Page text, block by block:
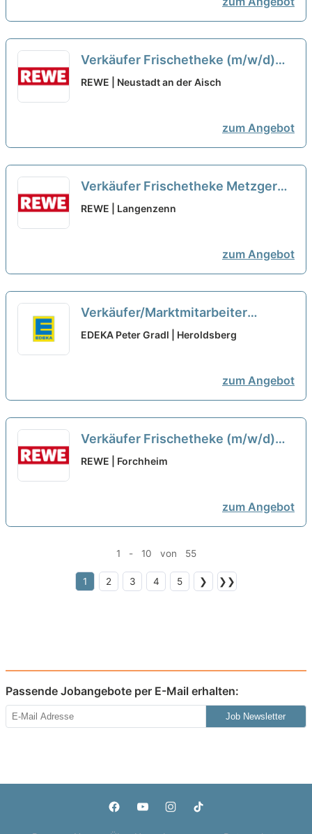
Verkäufer Frischetheke (m/w/d)
Neueröffnung Dezember 2026
REWE | Neustadt an der Aisch
zum Angebot
Verkäufer Frischetheke Metzgerei
(m/w/d) neu
REWE | Langenzenn
zum Angebot
Verkäufer/Marktmitarbeiter
(m/w/d) EDEKA Gradl neu
EDEKA Peter Gradl | Heroldsberg
zum Angebot
Verkäufer Frischetheke (m/w/d)
neu
REWE | Forchheim
zum Angebot
1 - 10 von 55
1 2 3 4 5 ❯ ❯❯
Passende Jobangebote per E-Mail erhalten:
Job Newsletter